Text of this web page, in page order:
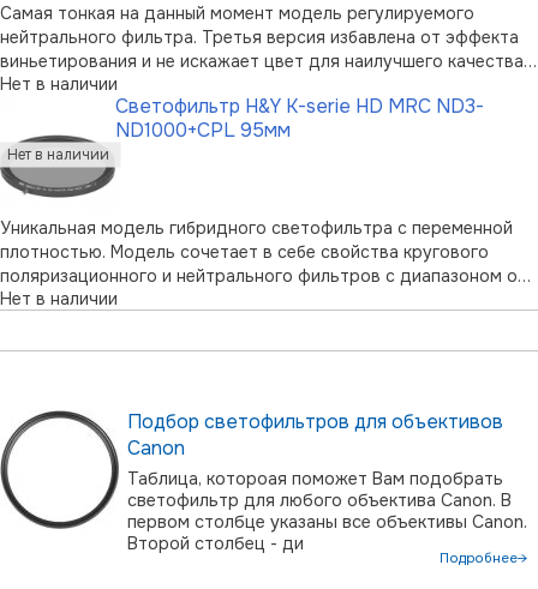
Самая тонкая на данный момент модель регулируемого
нейтрального фильтра. Третья версия избавлена от эффекта
виньетирования и не искажает цвет для наилучшего качества
работы. Линза изготовлена из немецкого стекла SCHOTT с
особым нанесением по японской технологии, а кольца из
высокопрочного алюминия с …
Нет в наличии
Светофильтр H&Y K-serie HD MRC ND3-
ND1000+CPL 95мм
Уникальная модель гибридного светофильтра с переменной
плотностью. Модель сочетает в себе свойства кругового
поляризационного и нейтрального фильтров с диапазоном от
3 до 1000. Эти особенности делают его универсальным
Изменяемое количество пост …
Нет в наличии
Подбор светофильтров для объективов
Canon
Таблица, котороая поможет Вам подобрать
светофильтр для любого объектива Canon. В
первом столбце указаны все объективы Canon.
Второй столбец - ди
Подробнее→